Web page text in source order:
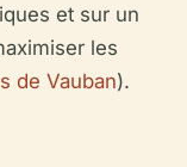
et sur un
les
de Vauban).